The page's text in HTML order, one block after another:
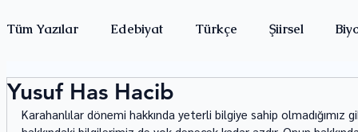
Tüm Yazılar Edebiyat Türkçe Şiirsel
Yusuf Has Hacib
Karahanlılar dönemi hakkında yeterli bilgiye sahip